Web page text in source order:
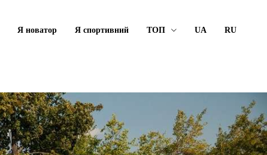
Я новатор Я спортивний ТОП UA RU